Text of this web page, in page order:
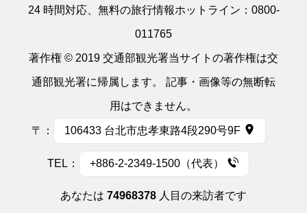
24 時間対応、無料の旅行情報ホットライン： 0800-
011765
著作権 © 2019 交通部観光署当サイトの著作権は交
通部観光署に帰属します。 記事・画像等の無断転
用はできません。
〒： 106433 台北市忠孝東路4段290号9F
TEL： +886-2-2349-1500（代表）
あなたは 74968378 人目の来訪者です